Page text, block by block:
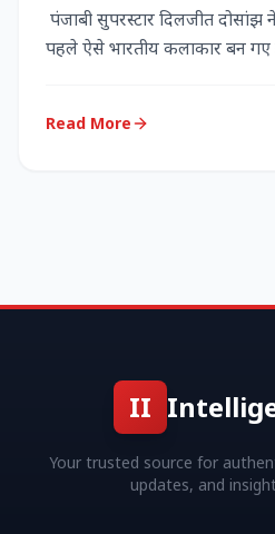
पंजाबी सुपरस्टार दिलजीत दोसांझ
पहले ऐसे भारतीय कलाकार बन गए
Read More
II
Your trusted source for
updates, and